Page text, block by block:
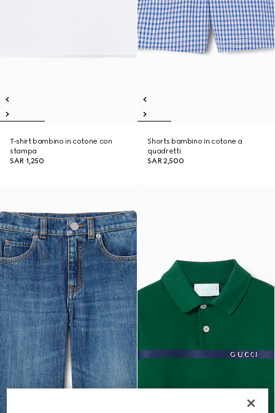
T-shirt bambino in cotone con
stampa
SAR 1,250
Shorts bambino in cotone a
quadretti
SAR 2,500